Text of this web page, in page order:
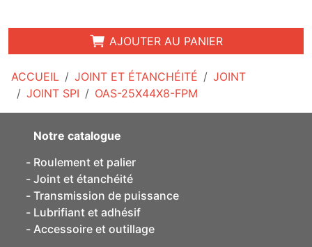
ACCUEIL JOINT ET ÉTANCHÉITÉ
JOINT
JOINT SPI
OAS-25X44X8-FPM
AJOUTER AU PANIER
Notre catalogue
Roulement et palier
Joint et étanchéité
Transmission de puissance
Lubrifiant et adhésif
Accessoire et outillage